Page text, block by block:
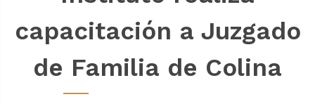
capacitación a Juzgado
de Familia de Colina